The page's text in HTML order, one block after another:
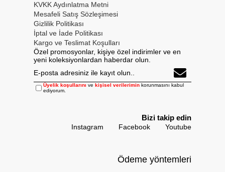
KVKK Aydınlatma Metni
Mesafeli Satış Sözleşimesi
Gizlilik Politikası
İptal ve İade Politikası
Kargo ve Teslimat Koşulları
Özel promosyonlar, kişiye özel indirimler ve en
yeni koleksiyonlardan haberdar olun.
Üyelik koşullarını ve kişisel verilerimin korunmasını kabul
ediyorum.
Bizi takip edin
Instagram Facebook Youtube
Ödeme yöntemleri